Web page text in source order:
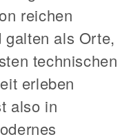
reichen
galten als Orte,
technischen
erleben
also in